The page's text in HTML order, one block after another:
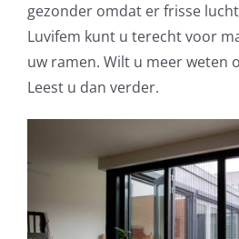
gezonder omdat er frisse
Luvifem kunt u terecht voor
uw ramen. Wilt u meer weten
Leest u dan verder.